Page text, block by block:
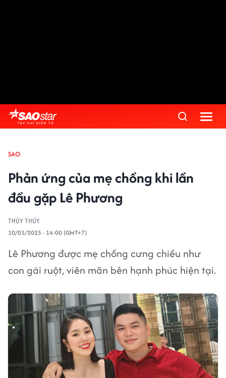
SAO
Phản ứng của mẹ chồng khi lần
đầu gặp Lê Phương
THÚY THÚY
10/03/2025 - 14:00 (GMT+7)
Lê Phương được mẹ chồng cưng chiều như
con gái ruột, viên mãn bên hạnh phúc hiện tại.